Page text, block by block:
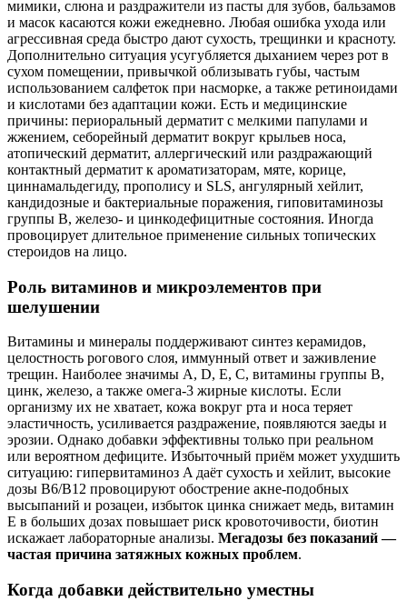
мимики, слюна и раздражители из пасты для зубов, бальзамов
и масок касаются кожи ежедневно. Любая ошибка ухода или
агрессивная среда быстро дают сухость, трещинки и красноту.
Дополнительно ситуация усугубляется дыханием через рот в
сухом помещении, привычкой облизывать губы, частым
использованием салфеток при насморке, а также ретиноидами
и кислотами без адаптации кожи. Есть и медицинские
причины: периоральный дерматит с мелкими папулами и
жжением, себорейный дерматит вокруг крыльев носа,
атопический дерматит, аллергический или раздражающий
контактный дерматит к ароматизаторам, мяте, корице,
циннамальдегиду, прополису и SLS, ангулярный хейлит,
кандидозные и бактериальные поражения, гиповитаминозы
группы B, железо‑ и цинкодефицитные состояния. Иногда
провоцирует длительное применение сильных топических
стероидов на лицо.
Роль витаминов и микроэлементов при
шелушении
Витамины и минералы поддерживают синтез керамидов,
целостность рогового слоя, иммунный ответ и заживление
трещин. Наиболее значимы A, D, E, C, витамины группы B,
цинк, железо, а также омега‑3 жирные кислоты. Если
организму их не хватает, кожа вокруг рта и носа теряет
эластичность, усиливается раздражение, появляются заеды и
эрозии. Однако добавки эффективны только при реальном
или вероятном дефиците. Избыточный приём может ухудшить
ситуацию: гипервитаминоз A даёт сухость и хейлит, высокие
дозы B6/B12 провоцируют обострение акне‑подобных
высыпаний и розацеи, избыток цинка снижает медь, витамин
E в больших дозах повышает риск кровоточивости, биотин
искажает лабораторные анализы. Мегадозы без показаний —
частая причина затяжных кожных проблем.
Когда добавки действительно уместны